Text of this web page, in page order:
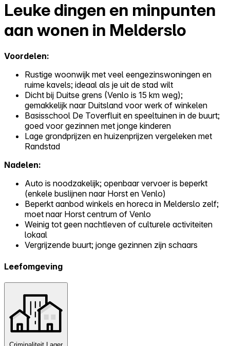
Leuke dingen en minpunten
aan wonen in Melderslo
Voordelen:
Rustige woonwijk met veel eengezinswoningen en
ruime kavels; ideaal als je uit de stad wilt
Dicht bij Duitse grens (Venlo is 15 km weg);
gemakkelijk naar Duitsland voor werk of winkelen
Basisschool De Toverfluit en speeltuinen in de buurt;
goed voor gezinnen met jonge kinderen
Lage grondprijzen en huizenprijzen vergeleken met
Randstad
Nadelen:
Auto is noodzakelijk; openbaar vervoer is beperkt
(enkele buslijnen naar Horst en Venlo)
Beperkt aanbod winkels en horeca in Melderslo zelf;
moet naar Horst centrum of Venlo
Weinig tot geen nachtleven of culturele activiteiten
lokaal
Vergrijzende buurt; jonge gezinnen zijn schaars
Leefomgeving